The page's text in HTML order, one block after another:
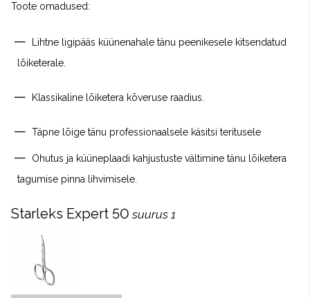
Toote omadused:
Lihtne ligipääs küünenahale tänu peenikesele kitsendatud
lõiketerale.
Klassikaline lõiketera kõveruse raadius.
Täpne lõige tänu professionaalsele käsitsi teritusele
Ohutus ja küüneplaadi kahjustuste vältimine tänu lõiketera
tagumise pinna lihvimisele.
Starleks Expert 50 suurus 1